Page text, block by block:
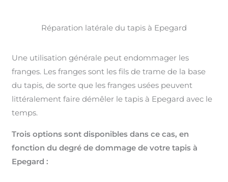
Réparation latérale du tapis à Epegard
Une utilisation générale peut endommager les
franges. Les franges sont les fils de trame de la base
du tapis, de sorte que les franges usées peuvent
littéralement faire démêler le tapis à Epegard avec le
temps.
Trois options sont disponibles dans ce cas, en
fonction du degré de dommage de votre tapis à
Epegard :